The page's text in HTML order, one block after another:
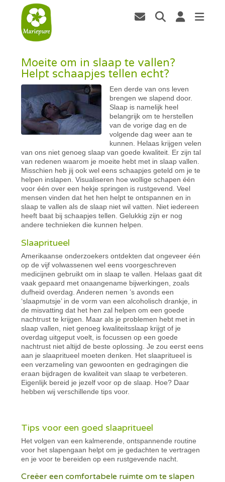
Moeite om in slaap te vallen?
Helpt schaapjes tellen echt?
Een derde van ons leven
brengen we slapend door.
Slaap is namelijk heel
belangrijk om te herstellen
van de vorige dag en de
volgende dag weer aan te
kunnen. Helaas krijgen velen
van ons niet genoeg slaap van goede kwaliteit. Er zijn tal
van redenen waarom je moeite hebt met in slaap vallen.
Misschien heb jij ook wel eens schaapjes geteld om je te
helpen inslapen. Visualiseren hoe wollige schapen één
voor één over een hekje springen is rustgevend. Veel
mensen vinden dat het hen helpt te ontspannen en in
slaap te vallen als de slaap niet wil vatten. Niet iedereen
heeft baat bij schaapjes tellen. Gelukkig zijn er nog
andere technieken die kunnen helpen.
Slaapritueel
Amerikaanse onderzoekers ontdekten dat ongeveer één
op de vijf volwassenen wel eens voorgeschreven
medicijnen gebruikt om in slaap te vallen. Helaas gaat dit
vaak gepaard met onaangename bijwerkingen, zoals
dufheid overdag. Anderen nemen ’s avonds een
‘slaapmutsje’ in de vorm van een alcoholisch drankje, in
de misvatting dat het hen zal helpen om een goede
nachtrust te krijgen. Maar als je problemen hebt met in
slaap vallen, niet genoeg kwaliteitsslaap krijgt of je
overdag uitgeput voelt, is focussen op een goede
nachtrust niet altijd de beste oplossing. Je zou eerst eens
aan je slaapritueel moeten denken. Het slaapritueel is
een verzameling van gewoonten en gedragingen die
eraan bijdragen de kwaliteit van slaap te verbeteren.
Eigenlijk bereid je jezelf voor op de slaap. Hoe? Daar
hebben wij verschillende tips voor.
Tips voor een goed slaapritueel
Het volgen van een kalmerende, ontspannende routine
voor het slapengaan helpt om je gedachten te vertragen
en je voor te bereiden op een rustgevende nacht.
Creëer een comfortabele ruimte om te slapen